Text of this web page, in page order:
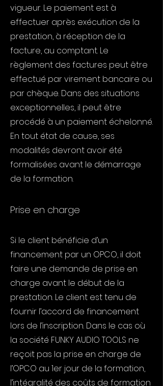
vigueur. Le paiement est à
effectuer après exécution de la
prestation, à réception de la
facture, au comptant. Le
règlement des factures peut être
effectué par virement bancaire ou
par chèque. Dans des situations
exceptionnelles, il peut être
procédé à un paiement échelonné.
En tout état de cause, ses
modalités devront avoir été
formalisées avant le démarrage
de la formation.
Prise en charge
Si le client bénéficie d’un
financement par un OPCO, il doit
faire une demande de prise en
charge avant le début de la
prestation. Le client est tenu de
fournir l’accord de financement
lors de l’inscription. Dans le cas où
la société FUNKY AUDIO TOOLS ne
reçoit pas la prise en charge de
l’OPCO au 1er jour de la formation,
l’intégralité des coûts de formation